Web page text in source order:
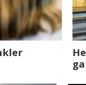
Det er i